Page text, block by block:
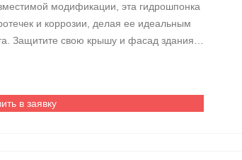
модификации, эта гидрошпонка
и коррозии, делая ее идеальным
Защитите свою крышу и фасад здания с
в заявку